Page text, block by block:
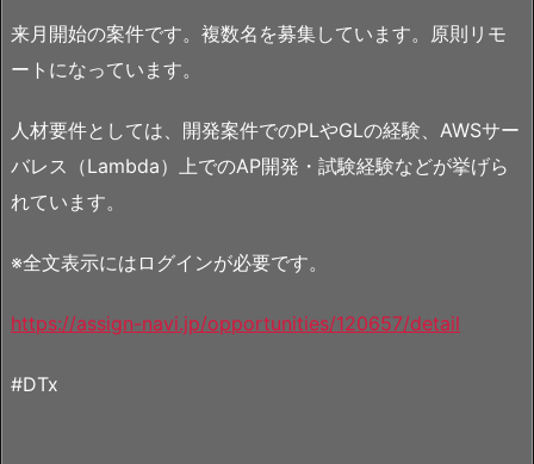
来月開始の案件です。複数名を募集しています。原則リモ
ートになっています。
人材要件としては、開発案件でのPLやGLの経験、AWSサー
バレス（Lambda）上でのAP開発・試験経験などが挙げら
れています。
※全文表示にはログインが必要です。
https://assign-navi.jp/opportunities/120657/detail
#DTx